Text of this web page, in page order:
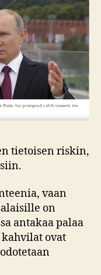
tietoisen riskin,
vaan
on
antakaa palaa
ovat